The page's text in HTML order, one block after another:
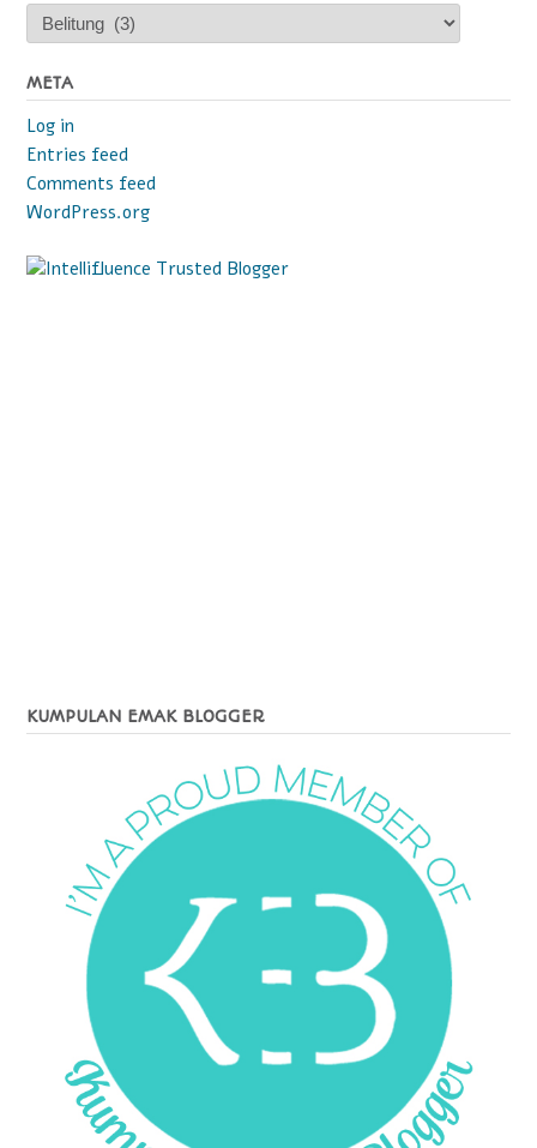
Categories
META
Log in
Entries feed
Comments feed
WordPress.org
KUMPULAN EMAK BLOGGER